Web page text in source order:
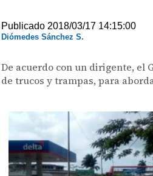
Publicado 2018/03/17 14:15:00
Diómedes Sánchez S.
De acuerdo con un dirigente, el
de trucos y trampas, para